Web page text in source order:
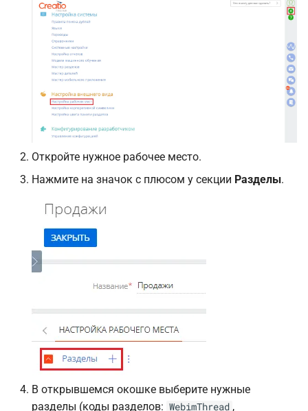
Откройте нужное рабочее место.
Нажмите на значок с плюсом у секции Разделы.
В открывшемся окошке выберите нужные
разделы (коды разделов: WebimThread ,